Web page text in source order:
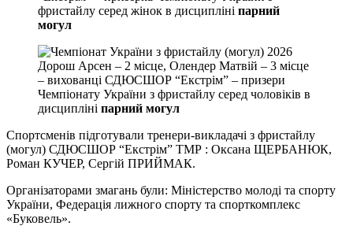
фристайлу серед жінок в дисципліні парний
могул
Дорош Арсен – 2 місце, Олендер Матвій – 3 місце
– вихованці СДЮСШОР “Екстрім” – призери
Чемпіонату України з фристайлу серед чоловіків в
дисципліні парний могул
Спортсменів підготували тренери-викладачі з фристайлу
(могул) СДЮСШОР “Екстрім” ТМР : Оксана ЩЕРБАНЮК,
Роман КУЧЕР, Сергій ПРИЙМАК.
Організаторами змагань були: Міністерство молоді та спорту
України, Федерація лижного спорту та спорткомплекс
«Буковель».